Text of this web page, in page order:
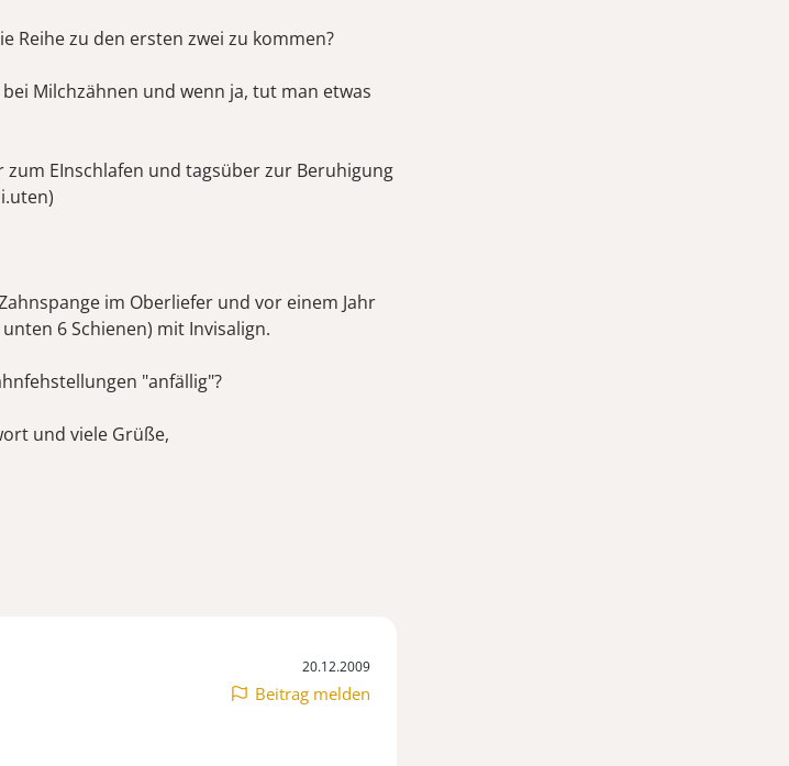
Reihe zu den ersten zwei zu kommen?
Milchzähnen und wenn ja, tut man etwas
EInschlafen und tagsüber zur Beruhigung
im Oberliefer und vor einem Jahr
6 Schienen) mit Invisalign.
"anfällig"?
und viele Grüße,
20.12.2009
Beitrag melden